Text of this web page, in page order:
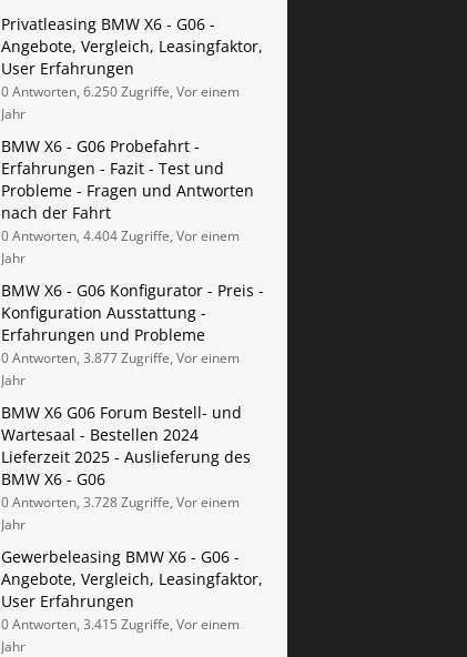
Privatleasing BMW X6 - G06 -
Angebote, Vergleich, Leasingfaktor,
User Erfahrungen
0 Antworten, 6.250 Zugriffe, Vor einem
Jahr
BMW X6 - G06 Probefahrt -
Erfahrungen - Fazit - Test und
Probleme - Fragen und Antworten
nach der Fahrt
0 Antworten, 4.404 Zugriffe, Vor einem
Jahr
BMW X6 - G06 Konfigurator - Preis -
Konfiguration Ausstattung -
Erfahrungen und Probleme
0 Antworten, 3.877 Zugriffe, Vor einem
Jahr
BMW X6 G06 Forum Bestell- und
Wartesaal - Bestellen 2024
Lieferzeit 2025 - Auslieferung des
BMW X6 - G06
0 Antworten, 3.728 Zugriffe, Vor einem
Jahr
Gewerbeleasing BMW X6 - G06 -
Angebote, Vergleich, Leasingfaktor,
User Erfahrungen
0 Antworten, 3.415 Zugriffe, Vor einem
Jahr